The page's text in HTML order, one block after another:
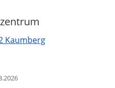
Kaumberg